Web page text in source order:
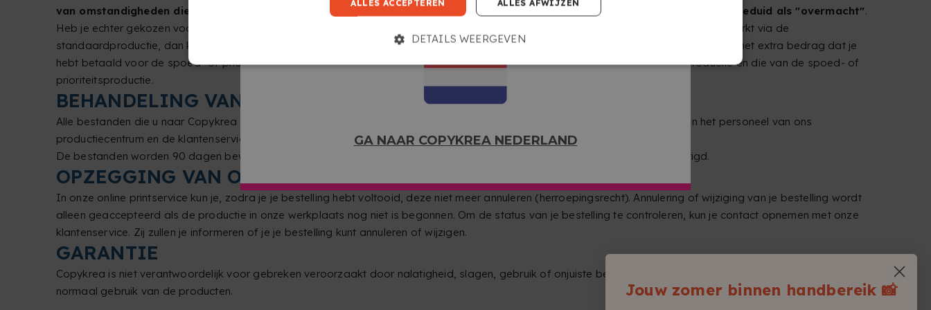
GA NAAR COPYKREA NEDERLAND
van omstandigheden die toe te schrijven zijn aan de vervoerder of aan situaties buiten onze redelijke controle, ook wel aangeduid als "overmacht".
Heb je echter gekozen voor een spoed- of prioriteitsproductie, maar is je bestelling vanwege problemen in ons productiecentrum verwerkt via de
standaardproductie, dan kun je een terugbetaling aanvragen van het prijsverschil tussen beide productiemethoden. Wij vergoeden dan het extra bedrag dat je
hebt betaald voor de spoed- of prioriteitsproductie, verminderd met het verschil tussen de verzendkosten van de standaardproductie en die van de spoed- of
prioriteitsproductie.
BEHANDELING VAN UW BESTANDEN
Alle bestanden die u naar Copykrea stuurt om te laten drukken, worden
behandeld. Alleen het personeel van ons
productiecentrum en de klantenservice, in het geval dat er een incident is, hebben er toegang toe.
De bestanden worden 90 dagen bewaard vanaf de datum van aanvraag van de werkzaamheden, daarna worden ze vernietigd.
OPZEGGING VAN OPDRACHT (HERROEPING)
In onze online printservice kun je, zodra je je bestelling hebt voltooid, deze niet meer annuleren (herroepingsrecht). Annulering of wijziging van je bestelling wordt
alleen geaccepteerd als de productie in onze werkplaats nog niet is begonnen. Om de status van je bestelling te controleren, kun je contact opnemen met onze
klantenservice. Zij zullen je informeren of je je bestelling kunt annuleren of wijzigen.
GARANTIE
Copykrea is niet verantwoordelijk voor gebreken veroorzaakt door nalatigheid, slagen, gebruik of onjuiste behandeling of voor slijtage veroorzaakt door
normaal gebruik van de producten.
Jouw zomer binnen handbereik 📸
ALLES ACCEPTEREN ALLES AFWIJZEN
DETAILS WEERGEVEN